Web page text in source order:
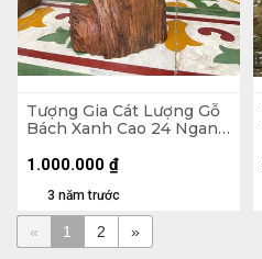
Tượng Gia Cát Lượng Gỗ
Bách Xanh Cao 24 Ngang
3 năm trước
1.000.000 ₫
« 1 2 »